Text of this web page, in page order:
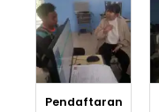
Pendaftaran